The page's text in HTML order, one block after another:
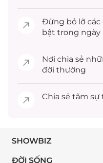
Đừng bỏ lỡ các
bật trong ngày
Nơi chia sẻ
đời thường
Chia sẻ tâm sự
SHOWBIZ
ĐỜI SỐNG